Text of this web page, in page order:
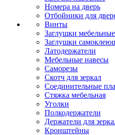
Номера на дверь
Отбойники для
Винты
Заглушки мебельные
Заглушки
Латодержатели
Мебельные навесы
Саморезы
Скотч для зеркал
Соединительные
Стяжка мебельная
Уголки
Полкодержатели
Держатели для
Кронштейны